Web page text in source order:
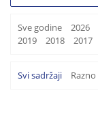
Sve godine 2026
2019
2018 2017
Svi sadržaji Razno